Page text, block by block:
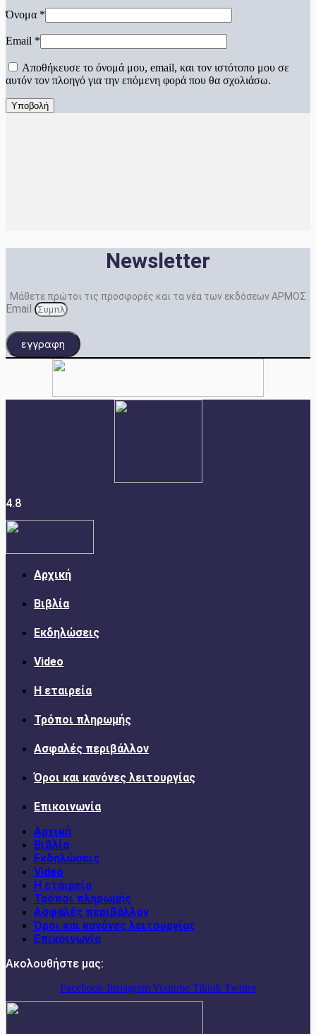
Όνομα *
Email *
Αποθήκευσε το όνομά μου, email, και τον ιστότοπο μου σε
αυτόν τον πλοηγό για την επόμενη φορά που θα σχολιάσω.
Newsletter
Μάθετε πρώτοι τις προσφορές και τα νέα των εκδόσεων ΑΡΜΟΣ
Email
εγγραφη
4.8
Αρχική
Βιβλία
Εκδηλώσεις
Video
Η εταιρεία
Τρόποι πληρωμής
Ασφαλές περιβάλλον
Όροι και κανόνες λειτουργίας
Επικοινωνία
Αρχική
Βιβλία
Εκδηλώσεις
Video
Η εταιρεία
Τρόποι πληρωμής
Ασφαλές περιβάλλον
Όροι και κανόνες λειτουργίας
Επικοινωνία
Ακολουθήστε μας:
Facebook InstagramYoutube Tiktok Twitter